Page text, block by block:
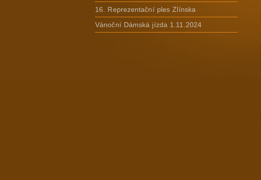
16. Reprezentační ples Zlínska
Vánoční Dámská jízda 1.11.2024